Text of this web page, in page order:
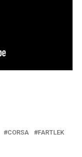
CORSA
FARTLEK